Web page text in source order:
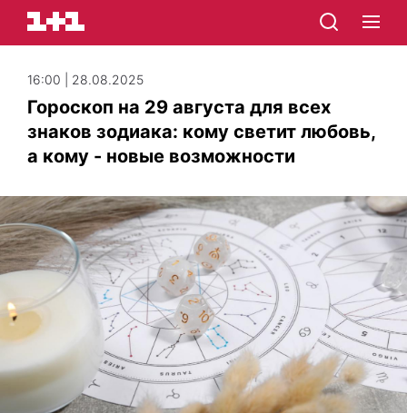
16:00 | 28.08.2025
Гороскоп на 29 августа для всех
знаков зодиака: кому светит любовь,
а кому - новые возможности